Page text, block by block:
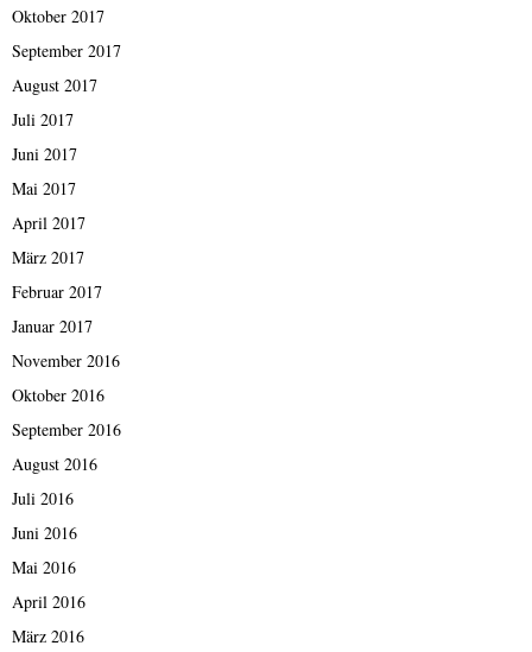
Oktober 2017
September 2017
August 2017
Juli 2017
Juni 2017
Mai 2017
April 2017
März 2017
Februar 2017
Januar 2017
November 2016
Oktober 2016
September 2016
August 2016
Juli 2016
Juni 2016
Mai 2016
April 2016
März 2016